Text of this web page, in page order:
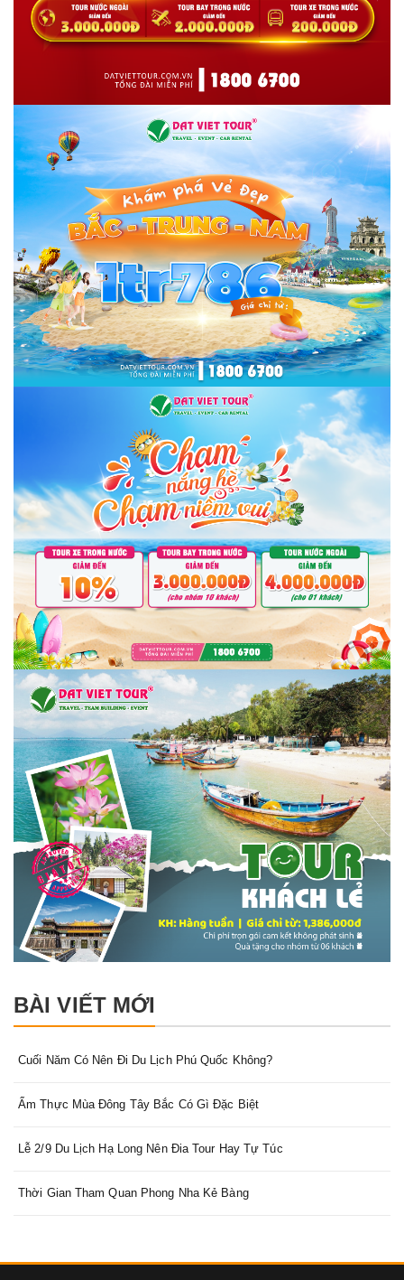
BÀI VIẾT MỚI
Cuối Năm Có Nên Đi Du Lịch Phú Quốc Không?
Ẩm Thực Mùa Đông Tây Bắc Có Gì Đặc Biệt
Lễ 2/9 Du Lịch Hạ Long Nên Đia Tour Hay Tự Túc
Thời Gian Tham Quan Phong Nha Kẻ Bàng